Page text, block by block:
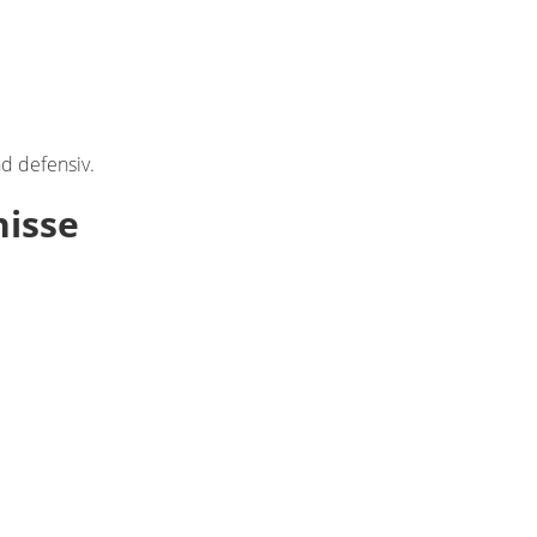
defensiv.